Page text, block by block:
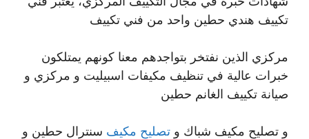
تكييف هندي حطين واحد من فني تكييف
مركزي الذين نفتخر بتواجدهم معنا كونهم يمتلكون
خبرات عالية في تنظيف مكيفات اسبيليت و مركزي و
صيانة تكييف الغانم حطين
و تصليح مكيف شباك و تصليح مكيف سنترال حطين و